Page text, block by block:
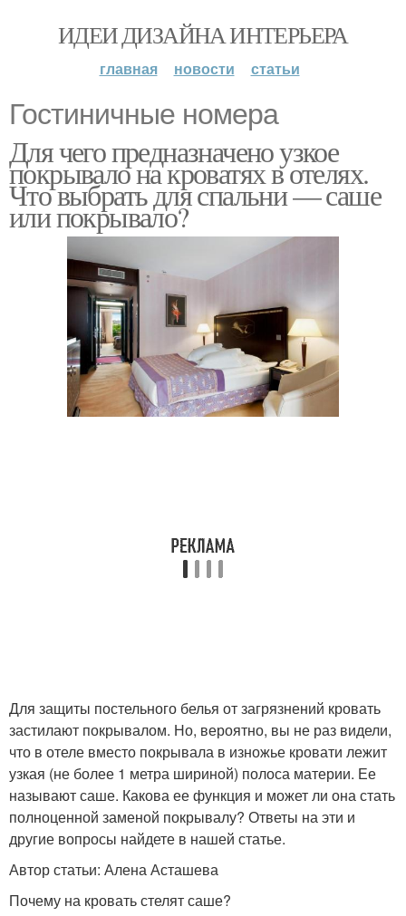
ИДЕИ ДИЗАЙНА ИНТЕРЬЕРА
главная новости статьи
Гостиничные номера
Для чего предназначено узкое
покрывало на кроватях в отелях.
Что выбрать для спальни — саше
или покрывало?
Для защиты постельного белья от загрязнений кровать
застилают покрывалом. Но, вероятно, вы не раз видели,
что в отеле вместо покрывала в изножье кровати лежит
узкая (не более 1 метра шириной) полоса материи. Ее
называют саше. Какова ее функция и может ли она стать
полноценной заменой покрывалу? Ответы на эти и
другие вопросы найдете в нашей статье.
Автор статьи: Алена Асташева
Почему на кровать стелят саше?